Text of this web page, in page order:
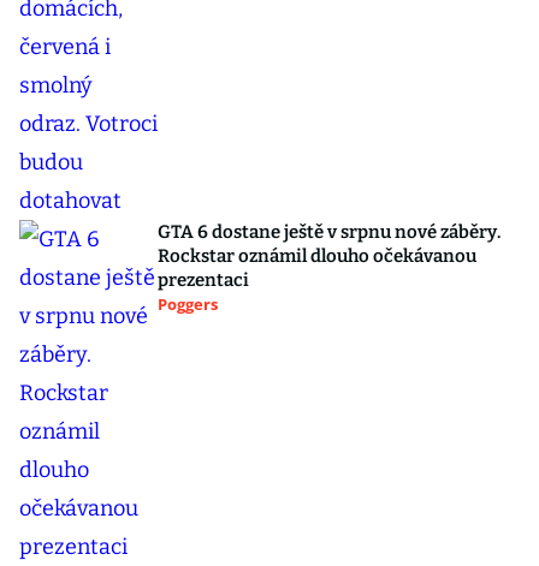
GTA 6 dostane ještě v srpnu nové záběry.
Rockstar oznámil dlouho očekávanou
prezentaci
Poggers